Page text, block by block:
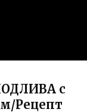
с
Рецепт